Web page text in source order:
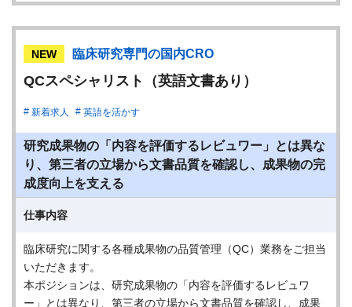
NEW 臨床研究専門の国内CRO
QCスペシャリスト（英語文書あり）
新着求人 英語を活かす
研究成果物の「内容を評価するレビュワー」とは異な
り、第三者の立場から文書品質を確認し、成果物の完
成度向上を支える
仕事内容
臨床研究に関する各種成果物の品質管理（QC）業務をご担当
いただきます。
本ポジションは、研究成果物の「内容を評価するレビュワ
ー」とは異なり、第三者の立場から文書品質を確認し、成果